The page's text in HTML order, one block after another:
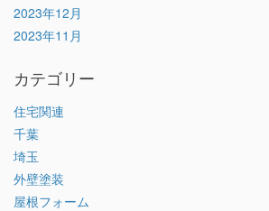
2023年12月
2023年11月
カテゴリー
住宅関連
千葉
埼玉
外壁塗装
屋根フォーム